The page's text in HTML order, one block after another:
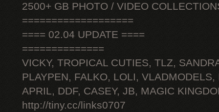
2500+ GB PHOTO / VIDEO
===================
==== 02.04 UPDATE ====
==============
VICKY, TROPICAL CUTIES, TLZ,
PLAYPEN, FALKO, LOLI, VLADMODELS,
APRIL, DDF, CASEY, JB, MAGIC
http://tiny.cc/links0707